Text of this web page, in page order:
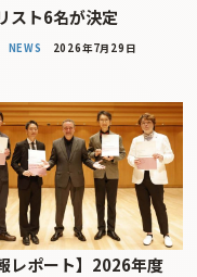
スト6名が決定
NEWS 2026年7月29日
レポート】2026年度